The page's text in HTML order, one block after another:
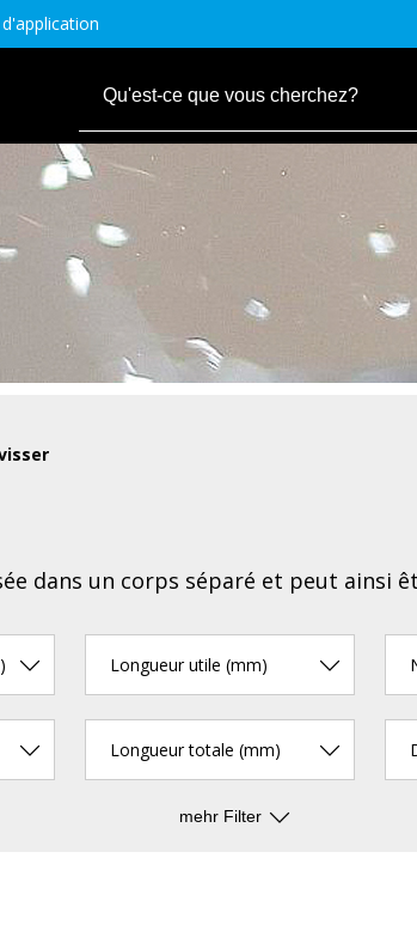
dans un corps séparé et peut ainsi
Longueur utile (mm)
Longueur totale (mm)
mehr Filter